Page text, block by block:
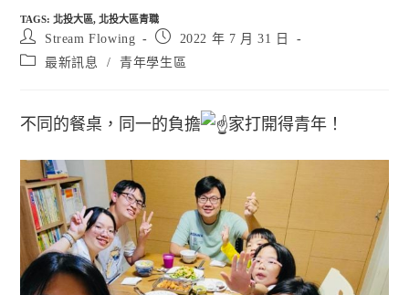
TAGS:北投大區, 北投大區青職
Post
author:
Stream Flowing
Post
published:
2022 年 7 月 31 日
Post 最新訊息 / 青年學生區
不同的餐桌，同一的負擔 家打開得青年！